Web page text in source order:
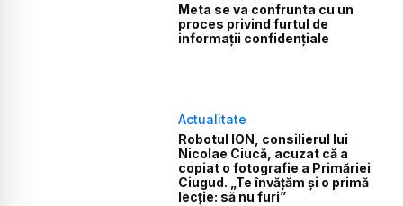
Meta se va confrunta cu un
proces privind furtul de
informații confidențiale
Actualitate
Robotul ION, consilierul lui
Nicolae Ciucă, acuzat că a
copiat o fotografie a Primăriei
Ciugud. „Te învățăm și o primă
lecție: să nu furi”